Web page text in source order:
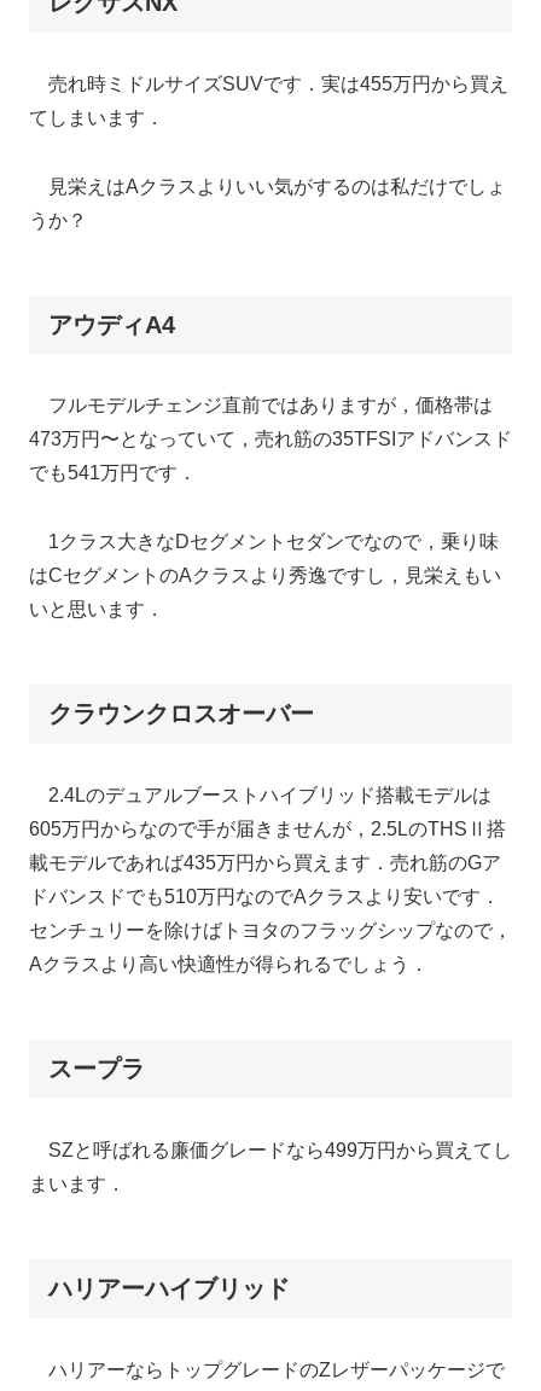
売れ時ミドルサイズSUVです．実は455万円から買え
てしまいます．
見栄えはAクラスよりいい気がするのは私だけでしょ
うか？
アウディA4
フルモデルチェンジ直前ではありますが，価格帯は
473万円〜となっていて，売れ筋の35TFSIアドバンスド
でも541万円です．
1クラス大きなDセグメントセダンでなので，乗り味
はCセグメントのAクラスより秀逸ですし，見栄えもい
いと思います．
クラウンクロスオーバー
2.4Lのデュアルブーストハイブリッド搭載モデルは
605万円からなので手が届きませんが，2.5LのTHSⅡ搭
載モデルであれば435万円から買えます．売れ筋のGア
ドバンスドでも510万円なのでAクラスより安いです．
センチュリーを除けばトヨタのフラッグシップなので，
Aクラスより高い快適性が得られるでしょう．
スープラ
SZと呼ばれる廉価グレードなら499万円から買えてし
まいます．
ハリアーハイブリッド
ハリアーならトップグレードのZレザーパッケージで